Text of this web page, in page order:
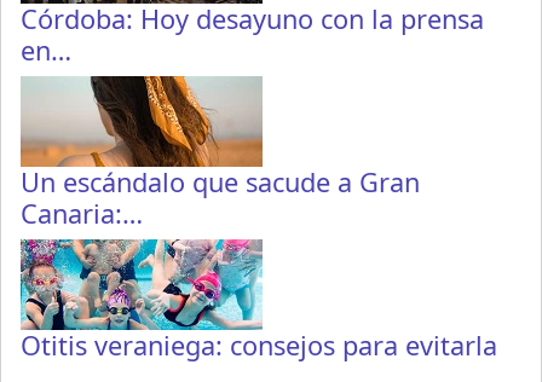
Córdoba: Hoy desayuno con la prensa
en…
Un escándalo que sacude a Gran
Canaria:…
Otitis veraniega: consejos para evitarla